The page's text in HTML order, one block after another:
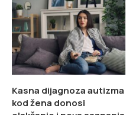
Kasna dijagnoza autizma
kod žena donosi